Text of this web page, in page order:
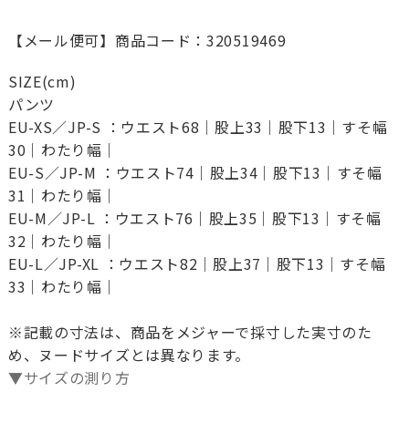
【メール便可】商品コード：320519469
SIZE(cm)
パンツ
EU-XS／JP-S ：ウエスト68｜股上33｜股下13｜すそ幅
30｜わたり幅｜
EU-S／JP-M ：ウエスト74｜股上34｜股下13｜すそ幅
31｜わたり幅｜
EU-M／JP-L ：ウエスト76｜股上35｜股下13｜すそ幅
32｜わたり幅｜
EU-L／JP-XL ：ウエスト82｜股上37｜股下13｜すそ幅
33｜わたり幅｜
※記載の寸法は、商品をメジャーで採寸した実寸のた
め、ヌードサイズとは異なります。
▼サイズの測り方